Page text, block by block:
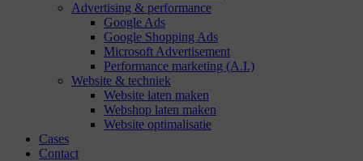
Advertising & performance
Google Ads
Google Shopping Ads
Microsoft Advertisement
Performance marketing (A.I.)
Website & techniek
Website laten maken
Webshop laten maken
Website optimalisatie
Cases
Contact